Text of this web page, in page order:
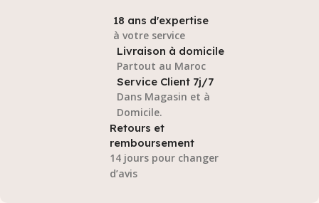
18 ans d'expertise
à votre service
Livraison à domicile
Partout au Maroc
Service Client 7j/7
Dans Magasin et à
Domicile.
Retours et
remboursement
14 jours pour changer
d’avis